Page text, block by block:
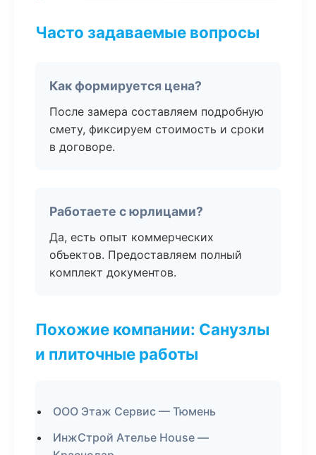
Часто задаваемые вопросы
Как формируется цена?
После замера составляем подробную
смету, фиксируем стоимость и сроки
в договоре.
Работаете с юрлицами?
Да, есть опыт коммерческих
объектов. Предоставляем полный
комплект документов.
Похожие компании: Санузлы
и плиточные работы
ООО Этаж Сервис — Тюмень
ИнжСтрой Ателье House —